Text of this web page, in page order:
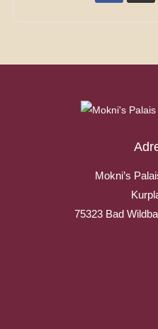
Mokni’s
75323 Bad